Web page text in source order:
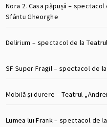
Nora 2. Casa păpușii – spectacol
Sfântu Gheorghe
Delirium – spectacol de la
SF Super Fragil – spectacol de
Mobilă și durere – Teatrul
Lumea lui Frank – spectacol de